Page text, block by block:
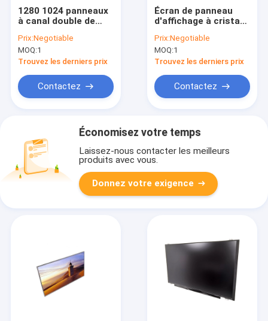
1280 1024 panneaux
à canal double de
affichage d'affichage
à cristaux liquides de
pouce LVDS avec 30
Prix:Negotiable
MOQ:1
Trouvez les derniers prix
Contactez
Écran de panneau
d'affichage à cristaux
pouce 30 IPS de
goupilles avec LED
normale LVDS WXGA
Prix:Negotiable
MOQ:1
Trouvez les derniers prix
Contactez
Économisez votre temps
Laissez-nous contacter les meilleurs
produits avec vous.
Donnez votre exigence